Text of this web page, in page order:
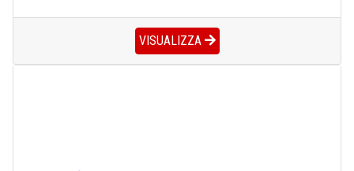
VISUALIZZA